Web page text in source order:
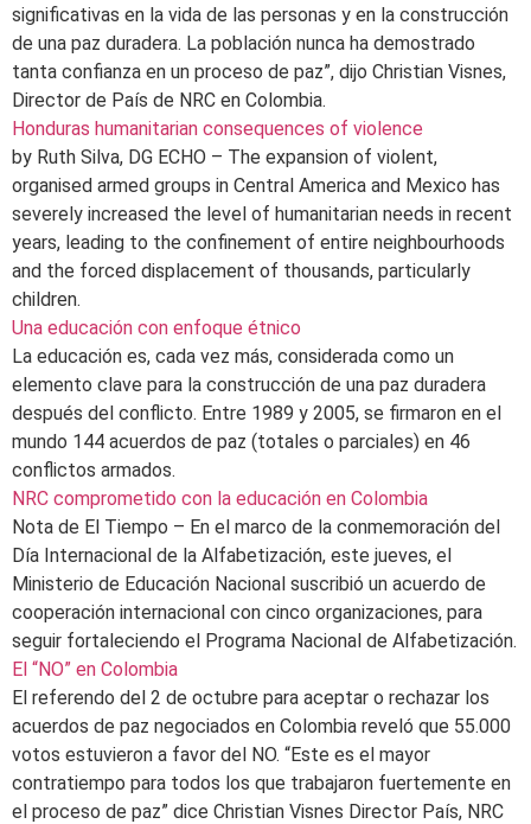
significativas en la vida de las personas y en la construcción
de una paz duradera. La población nunca ha demostrado
tanta confianza en un proceso de paz”, dijo Christian Visnes,
Director de País de NRC en Colombia.
Honduras humanitarian consequences of violence
by Ruth Silva, DG ECHO – The expansion of violent,
organised armed groups in Central America and Mexico has
severely increased the level of humanitarian needs in recent
years, leading to the confinement of entire neighbourhoods
and the forced displacement of thousands, particularly
children.
Una educación con enfoque étnico
La educación es, cada vez más, considerada como un
elemento clave para la construcción de una paz duradera
después del conflicto. Entre 1989 y 2005, se firmaron en el
mundo 144 acuerdos de paz (totales o parciales) en 46
conflictos armados.
NRC comprometido con la educación en Colombia
Nota de El Tiempo – En el marco de la conmemoración del
Día Internacional de la Alfabetización, este jueves, el
Ministerio de Educación Nacional suscribió un acuerdo de
cooperación internacional con cinco organizaciones, para
seguir fortaleciendo el Programa Nacional de Alfabetización.
El “NO” en Colombia
El referendo del 2 de octubre para aceptar o rechazar los
acuerdos de paz negociados en Colombia reveló que 55.000
votos estuvieron a favor del NO. “Este es el mayor
contratiempo para todos los que trabajaron fuertemente en
el proceso de paz” dice Christian Visnes Director País, NRC